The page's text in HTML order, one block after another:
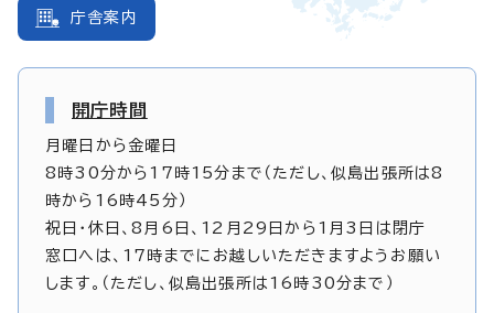
庁舎案内
開庁時間
月曜日から金曜日
8時30分から17時15分まで（ただし、似島出張所は8
時から16時45分）
祝日・休日、8月6日、12月29日から1月3日は閉庁
窓口へは、17時までにお越しいただきますようお願い
します。（ただし、似島出張所は16時30分まで）